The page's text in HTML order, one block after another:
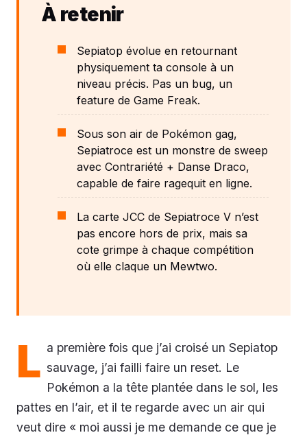
À retenir
Sepiatop évolue en retournant
physiquement ta console à un
niveau précis. Pas un bug, un
feature de Game Freak.
Sous son air de Pokémon gag,
Sepiatroce est un monstre de sweep
avec Contrariété + Danse Draco,
capable de faire ragequit en ligne.
La carte JCC de Sepiatroce V n’est
pas encore hors de prix, mais sa
cote grimpe à chaque compétition
où elle claque un Mewtwo.
L a première fois que j’ai croisé un Sepiatop
sauvage, j’ai failli faire un reset. Le
Pokémon a la tête plantée dans le sol, les
pattes en l’air, et il te regarde avec un air qui
veut dire « moi aussi je me demande ce que je